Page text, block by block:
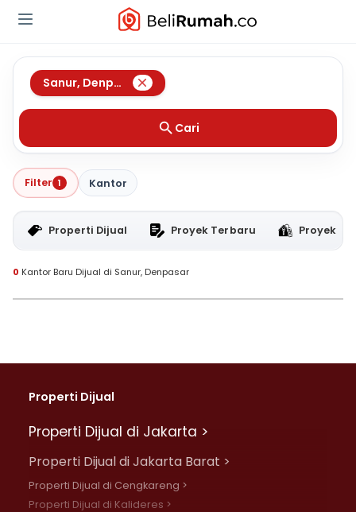
Sanur, Denpasar
Cari
Filter 1 Kantor
Properti Dijual Proyek Terbaru Proyek
0 Kantor Baru Dijual di Sanur, Denpasar
Properti Dijual
Properti Dijual di Jakarta >
Properti Dijual di Jakarta Barat >
Properti Dijual di Cengkareng >
Properti Dijual di Kalideres >